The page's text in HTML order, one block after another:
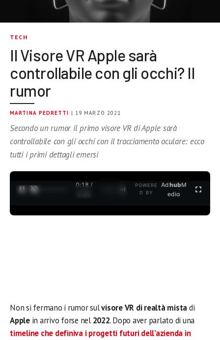
TECH
Il Visore VR Apple sarà
controllabile con gli occhi? Il
rumor
MARTINA PEDRETTI | 19 MARZO 2021
Secondo un rumor il primo visore VR di Apple sarà
controllabile con gli occhi con il tracciamento oculare: ecco
tutti i primi dettagli emersi
0:19 /
3:35
POWERE
D BY
AdhubM
edia
Non si fermano i rumor sulvisore VR di realtà mistadi
Apple in arrivo forse nel 2022. Dopo aver parlato di una
timeline che definiva i progetti futuri dell’azienda in